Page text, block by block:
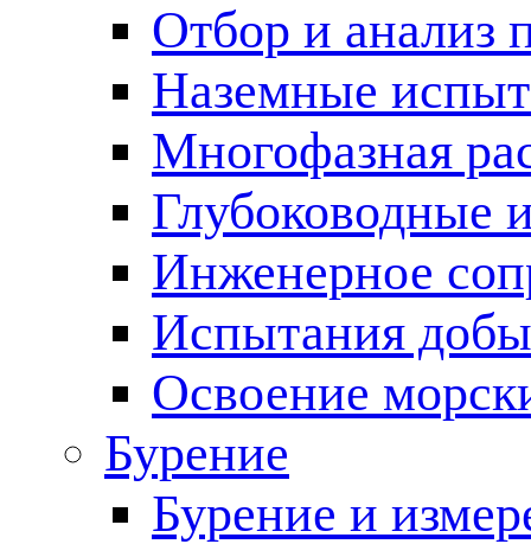
Отбор и анализ
Наземные
Многофазная
Глубоководные
Инженерное
Испытания
Освоение
Бурение
Бурение и